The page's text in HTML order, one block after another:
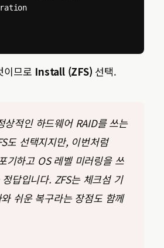
므로 Install (ZFS) 선택.
상적인 하드웨어 RAID를 쓰는
도 선택지지만, 이번처럼
기하고 OS 레벨 미러링을 쓰
답입니다. ZFS는 체크섬 기
쉬운 복구라는 장점도 함께